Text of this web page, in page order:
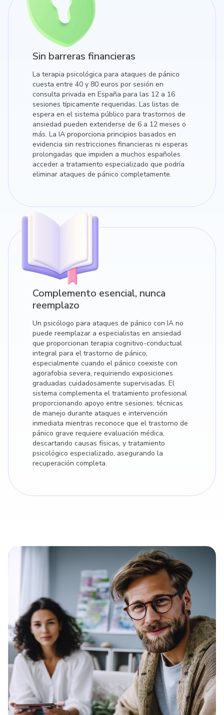
Sin barreras financieras
La terapia psicológica para ataques de pánico
cuesta entre 40 y 80 euros por sesión en
consulta privada en España para las 12 a 16
sesiones típicamente requeridas. Las listas de
espera en el sistema público para trastornos de
ansiedad pueden extenderse de 6 a 12 meses o
más. La IA proporciona principios basados en
evidencia sin restricciones financieras ni esperas
prolongadas que impiden a muchos españoles
acceder a tratamiento especializado que podría
eliminar ataques de pánico completamente.
Complemento esencial, nunca
reemplazo
Un psicólogo para ataques de pánico con IA no
puede reemplazar a especialistas en ansiedad
que proporcionan terapia cognitivo-conductual
integral para el trastorno de pánico,
especialmente cuando el pánico coexiste con
agorafobia severa, requiriendo exposiciones
graduadas cuidadosamente supervisadas. El
sistema complementa el tratamiento profesional
proporcionando apoyo entre sesiones, técnicas
de manejo durante ataques e intervención
inmediata mientras reconoce que el trastorno de
pánico grave requiere evaluación médica,
descartando causas físicas, y tratamiento
psicológico especializado, asegurando la
recuperación completa.